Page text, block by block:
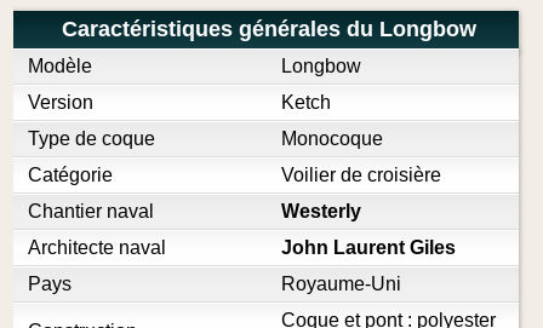
Caractéristiques générales du Longbow
Modèle
Longbow
Version
Ketch
Type de coque
Monocoque
Catégorie
Voilier de croisière
Chantier naval
Westerly
Architecte naval
John Laurent Giles
Pays
Royaume-Uni
Coque et pont : polyester